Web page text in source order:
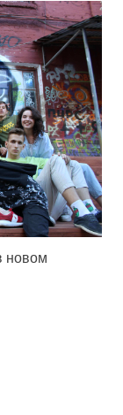
новом